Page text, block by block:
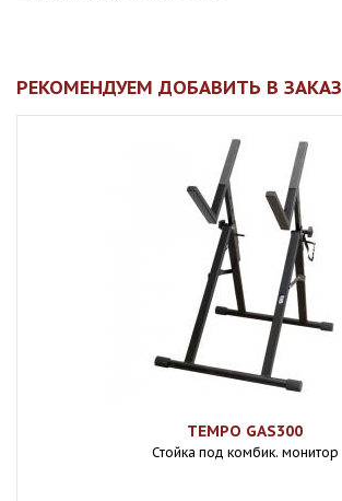
РЕКОМЕНДУЕМ ДОБАВИТЬ В ЗАКАЗ
TEMPO GAS300
Стойка под комбик. монитор